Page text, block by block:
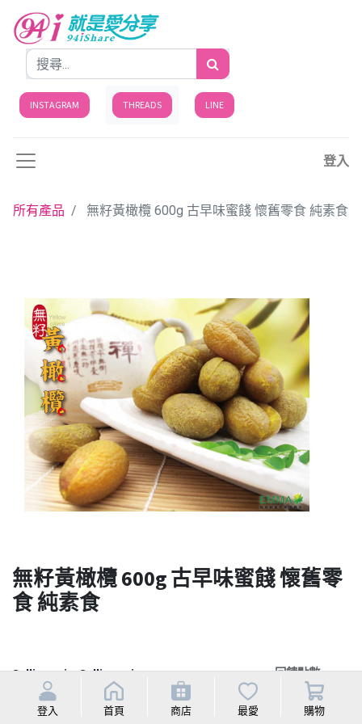
登入
INSTAGRAM THREADS LINE
所有產品 無籽黃橄欖 600g 古早味蜜餞 懷舊零食 純素食
無籽黃橄欖 600g 古早味蜜餞 懷舊零
食 純素食
Selling priceSelling price
Discounted price
NT$200
回饋點數
5.0%
登入 首頁 商店 最愛 購物